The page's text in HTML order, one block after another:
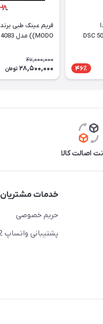
46٪
(MODO) مدل 4083
47,000,000
28,500,000 تومان
اصالت کالا
خدمات مشتریان
حریم خصوصی
پشتیبانی واتساپ 09397003162